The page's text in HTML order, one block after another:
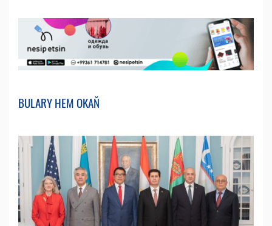
BULARY HEM OKAŇ